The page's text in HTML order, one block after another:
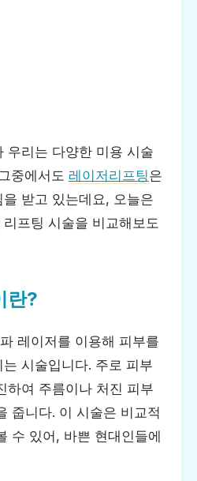
우리는 다양한 미용 시술
중에서도 레이저리프팅은
받고 있는데요, 오늘은
프팅 시술을 비교해보도
란?
레이저를 이용해 피부를
시술입니다. 주로 피부
하여 주름이나 처진 피부
줍니다. 이 시술은 비교적
수 있어, 바쁜 현대인들에